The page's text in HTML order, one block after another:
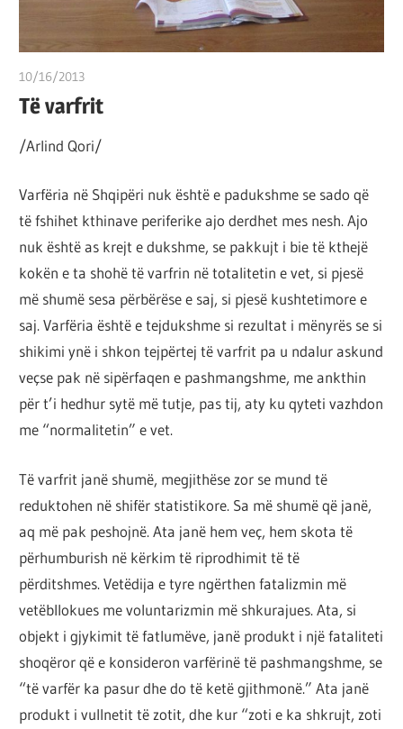
ta
shndërrosh
10/16/2013
Të varfrit
/Arlind Qori/
Varfëria në Shqipëri nuk është e padukshme se sado që
të fshihet kthinave periferike ajo derdhet mes nesh. Ajo
nuk është as krejt e dukshme, se pakkujt i bie të kthejë
kokën e ta shohë të varfrin në totalitetin e vet, si pjesë
më shumë sesa përbërëse e saj, si pjesë kushtetimore e
saj. Varfëria është e tejdukshme si rezultat i mënyrës se si
shikimi ynë i shkon tejpërtej të varfrit pa u ndalur askund
veçse pak në sipërfaqen e pashmangshme, me ankthin
për t’i hedhur sytë më tutje, pas tij, aty ku qyteti vazhdon
me “normalitetin” e vet.
Të varfrit janë shumë, megjithëse zor se mund të
reduktohen në shifër statistikore. Sa më shumë që janë,
aq më pak peshojnë. Ata janë hem veç, hem skota të
përhumburish në kërkim të riprodhimit të të
përditshmes. Vetëdija e tyre ngërthen fatalizmin më
vetëbllokues me voluntarizmin më shkurajues. Ata, si
objekt i gjykimit të fatlumëve, janë produkt i një fataliteti
shoqëror që e konsideron varfërinë të pashmangshme, se
“të varfër ka pasur dhe do të ketë gjithmonë.” Ata janë
produkt i vullnetit të zotit, dhe kur “zoti e ka shkrujt, zoti